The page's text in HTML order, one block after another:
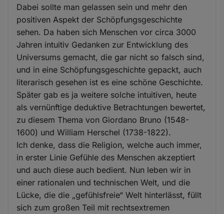
Dabei sollte man gelassen sein und mehr den
positiven Aspekt der Schöpfungsgeschichte
sehen. Da haben sich Menschen vor circa 3000
Jahren intuitiv Gedanken zur Entwicklung des
Universums gemacht, die gar nicht so falsch sind,
und in eine Schöpfungsgeschichte gepackt, auch
literarisch gesehen ist es eine schöne Geschichte.
Später gab es ja weitere solche intuitiven, heute
als vernünftige deduktive Betrachtungen bewertet,
zu diesem Thema von Giordano Bruno (1548-
1600) und William Herschel (1738-1822).
Ich denke, dass die Religion, welche auch immer,
in erster Linie Gefühle des Menschen akzeptiert
und auch diese auch bedient. Nun leben wir in
einer rationalen und technischen Welt, und die
Lücke, die die „gefühlsfreie“ Welt hinterlässt, füllt
sich zum großen Teil mit rechtsextremen